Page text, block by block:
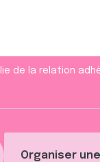
Organiser
de la relation